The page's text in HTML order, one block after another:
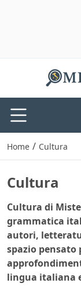
Home / Cultura
Cultura
Cultura di
grammatica
autori,
spazio pensato
lingua italiana